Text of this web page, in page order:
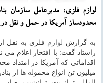
لوازم فلزی: مدیرعامل سازمان
محدودساز آمریكا در حمل و نقل
به گزارش لوازم فلزی به نقل
راستاد گفت: با افتخار اعلام می
میلیون تن انواع محموله ها از